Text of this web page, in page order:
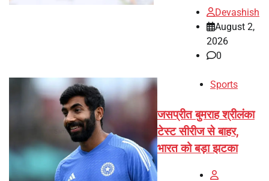
Devashish
August 2,
2026
0
Sports
जसप्रीत बुमराह श्रीलंका
टेस्ट सीरीज से बाहर,
भारत को बड़ा झटका